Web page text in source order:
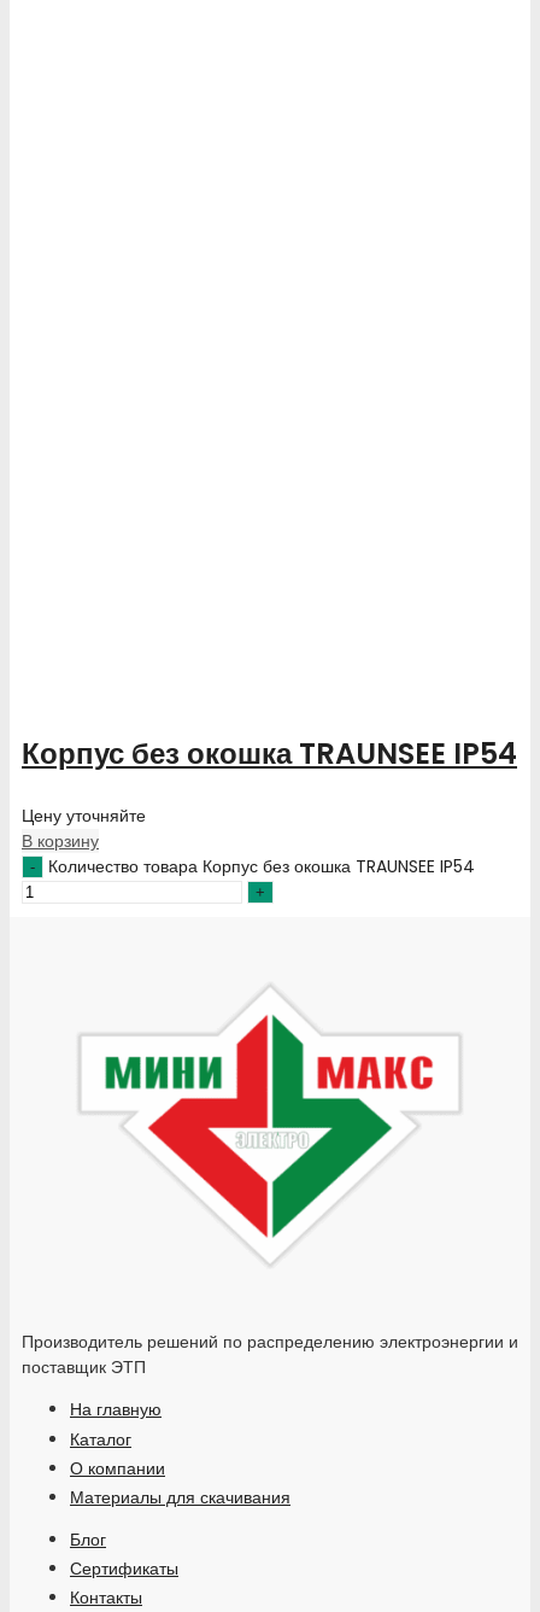
Корпус без окошка TRAUNSEE IP54
Цену уточняйте
В корзину
Количество товара Корпус без окошка TRAUNSEE IP54
Производитель решений по распределению электроэнергии и
поставщик ЭТП
На главную
Каталог
О компании
Материалы для скачивания
Блог
Сертификаты
Контакты